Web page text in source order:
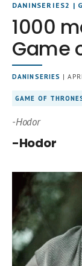
DANINSERIES2 |
1000
Game
DANINSERIES |
GAME OF
-Hodor
-Hodor